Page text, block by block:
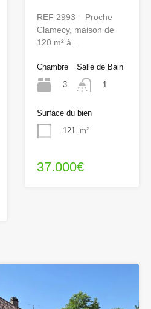
REF 2993 – Proche
Clamecy, maison de
120 m² à…
Chambre
3
Salle de Bain
1
Surface du bien
121 m²
37.000€